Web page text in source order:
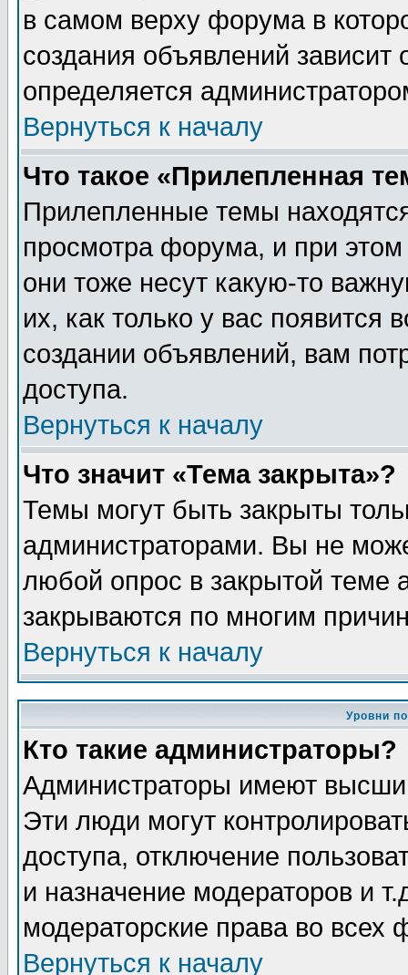
в самом верху форума в
создания объявлений зависит
определяется
Вернуться к началу
Что такое «Прилепленная
Прилепленные темы
просмотра форума, и при
они тоже несут какую-то
их, как только у вас появится
создании объявлений, вам
доступа.
Вернуться к началу
Что значит «Тема закрыта»?
Темы могут быть закрыты
администраторами. Вы не
любой опрос в закрытой теме
закрываются по многим
Вернуться к началу
Уровни
Кто такие администраторы?
Администраторы имеют
Эти люди могут
доступа, отключение
и назначение модераторов и
модераторские права во всех
Вернуться к началу